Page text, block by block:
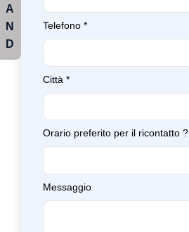
Telefono *
Città *
Orario preferito per il ricontatto ?
Messaggio
A
N
D